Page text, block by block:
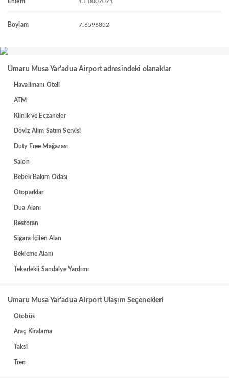
Boylam 7.6596852
Umaru Musa Yar'adua Airport adresindeki olanaklar
Havalimanı Oteli
ATM
Klinik ve Eczaneler
Döviz Alım Satım Servisi
Duty Free Mağazası
Salon
Bebek Bakım Odası
Otoparklar
Dua Alanı
Restoran
Sigara İçilen Alan
Bekleme Alanı
Tekerlekli Sandalye Yardımı
Umaru Musa Yar'adua Airport Ulaşım Seçenekleri
Otobüs
Araç Kiralama
Taksi
Tren